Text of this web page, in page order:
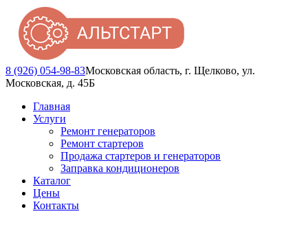
8 (926) 054-98-83Московская область, г. Щелково, ул.
Московская, д. 45Б
Главная
Услуги
Ремонт генераторов
Ремонт стартеров
Продажа стартеров и генераторов
Заправка кондиционеров
Каталог
Цены
Контакты